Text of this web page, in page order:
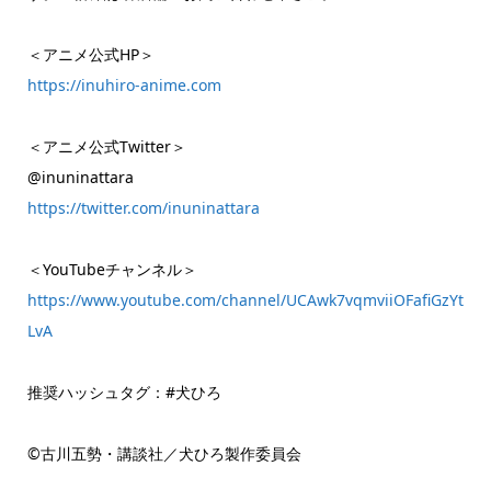
＜アニメ公式HP＞
https://inuhiro-anime.com
＜アニメ公式Twitter＞
@inuninattara
https://twitter.com/inuninattara
＜YouTubeチャンネル＞
https://www.youtube.com/channel/UCAwk7vqmviiOFafiGzYt
LvA
推奨ハッシュタグ：#犬ひろ
©古川五勢・講談社／犬ひろ製作委員会